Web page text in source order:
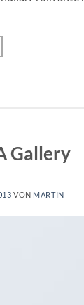
Gallery
VON MARTIN